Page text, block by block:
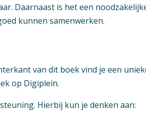
Daarnaast is het een
kunnen samenwerken.
van dit boek vind je een
op Digiplein.
Hierbij kun je denken aan: